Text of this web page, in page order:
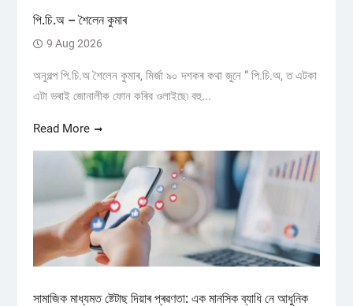
পি.চি.অ – শৈলেন কুমাৰ
9 Aug 2026
অনুগল্প পি.চি.অ শৈলেন কুমাৰ, মিৰ্জা ৯০ দশকৰ কথা জুনে “ পি.চি.অ, ত এটকা
এটা ভৰাই জোনালীক ফোন কৰিব ওলাইছে৷ বহু...
Read More
সামাজিক মাধ্যমত ষ্টেটাছ দিয়াৰ প্ৰৱণতা: এক মানসিক ব্যাধি নে আধুনিক